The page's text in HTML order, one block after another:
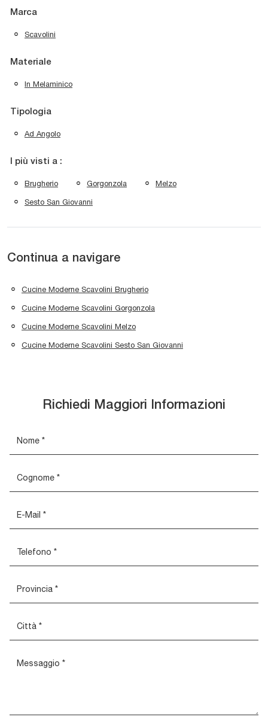
Marca
Scavolini
Materiale
In Melaminico
Tipologia
Ad Angolo
I più visti a :
Brugherio Gorgonzola Melzo
Sesto San Giovanni
Continua a navigare
Cucine Moderne Scavolini Brugherio
Cucine Moderne Scavolini Gorgonzola
Cucine Moderne Scavolini Melzo
Cucine Moderne Scavolini Sesto San Giovanni
Richiedi Maggiori Informazioni